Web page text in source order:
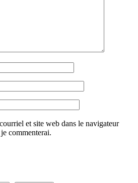
et site web dans le navigateur
commenterai.